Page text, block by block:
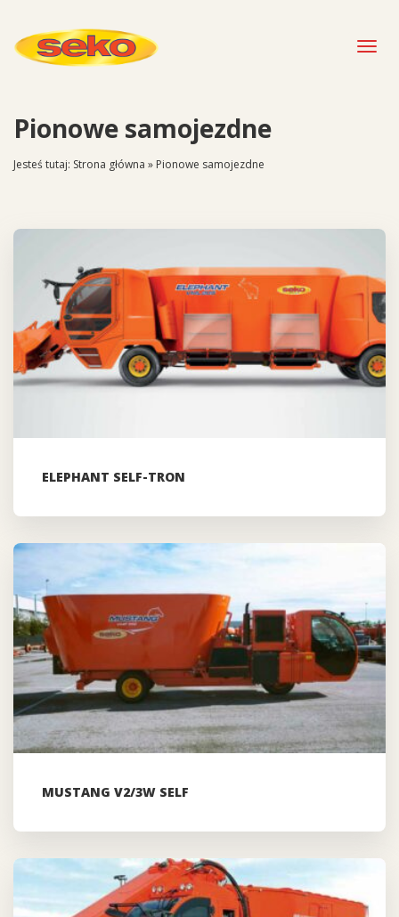
Pionowe samojezdne
Jesteś tutaj: Strona główna » Pionowe samojezdne
ELEPHANT SELF-TRON
MUSTANG V2/3W SELF